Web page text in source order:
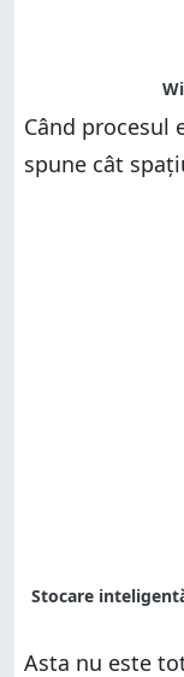
Când procesul
spune cât
Asta nu este